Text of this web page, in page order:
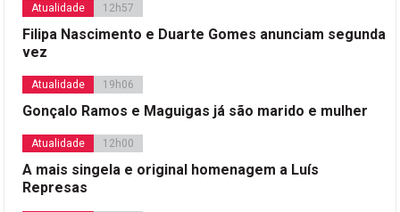
Atualidade 12h57
Filipa Nascimento e Duarte Gomes anunciam segunda
vez
Atualidade 19h06
Gonçalo Ramos e Maguigas já são marido e mulher
Atualidade 12h00
A mais singela e original homenagem a Luís
Represas